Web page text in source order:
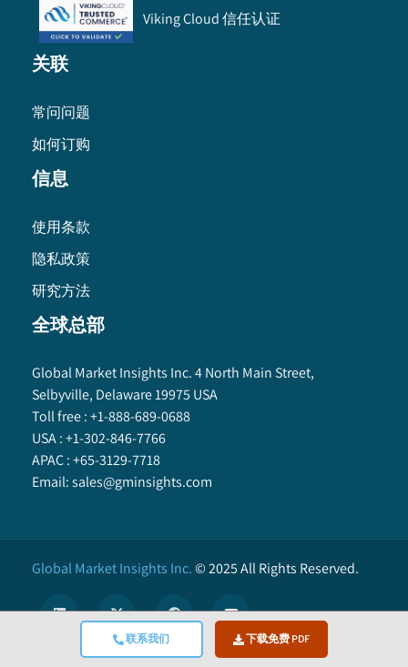
联系我们 下载免费 PDF
Viking Cloud 信任认证
关联
常问问题
如何订购
信息
使用条款
隐私政策
研究方法
全球总部
Global Market Insights Inc. 4 North Main Street,
Selbyville, Delaware 19975 USA
Toll free :+1-888-689-0688
USA :+1-302-846-7766
APAC :+65-3129-7718
Email:sales@gminsights.com
Global Market Insights Inc.©2025All Rights Reserved.